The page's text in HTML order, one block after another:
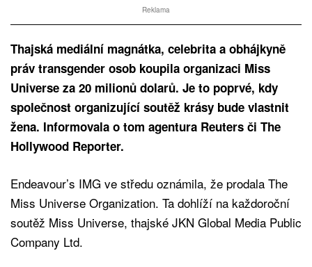
Reklama
Thajská mediální magnátka, celebrita a obhájkyně
práv transgender osob koupila organizaci Miss
Universe za 20 milionů dolarů. Je to poprvé, kdy
společnost organizující soutěž krásy bude vlastnit
žena. Informovala o tom agentura Reuters či The
Hollywood Reporter.
Endeavour’s IMG ve středu oznámila, že prodala The
Miss Universe Organization. Ta dohlíží na každoroční
soutěž Miss Universe, thajské JKN Global Media Public
Company Ltd.